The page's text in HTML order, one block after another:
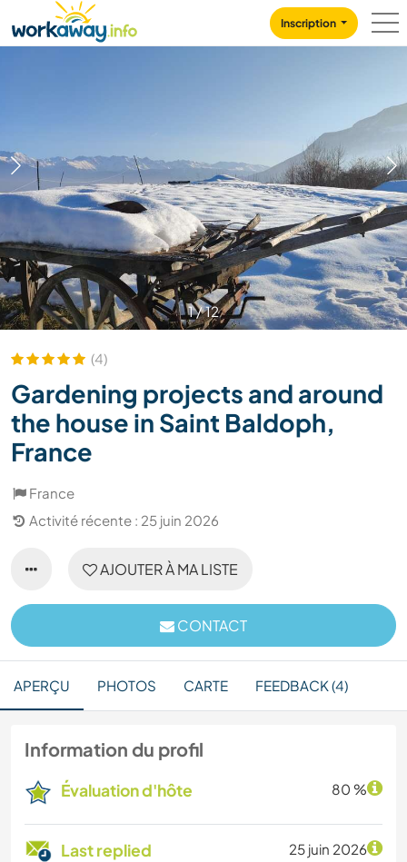
CONTENT
MAIN NAVIGATION
Inscription
1/12
(4)
Gardening projects and around
the house in Saint Baldoph,
France
France
Activité récente : 25 juin 2026
AJOUTER À MA LISTE
CONTACT
APERÇU PHOTOS CARTE FEEDBACK (4)
Information du profil
Évaluation d'hôte 80 %
Last replied 25 juin 2026